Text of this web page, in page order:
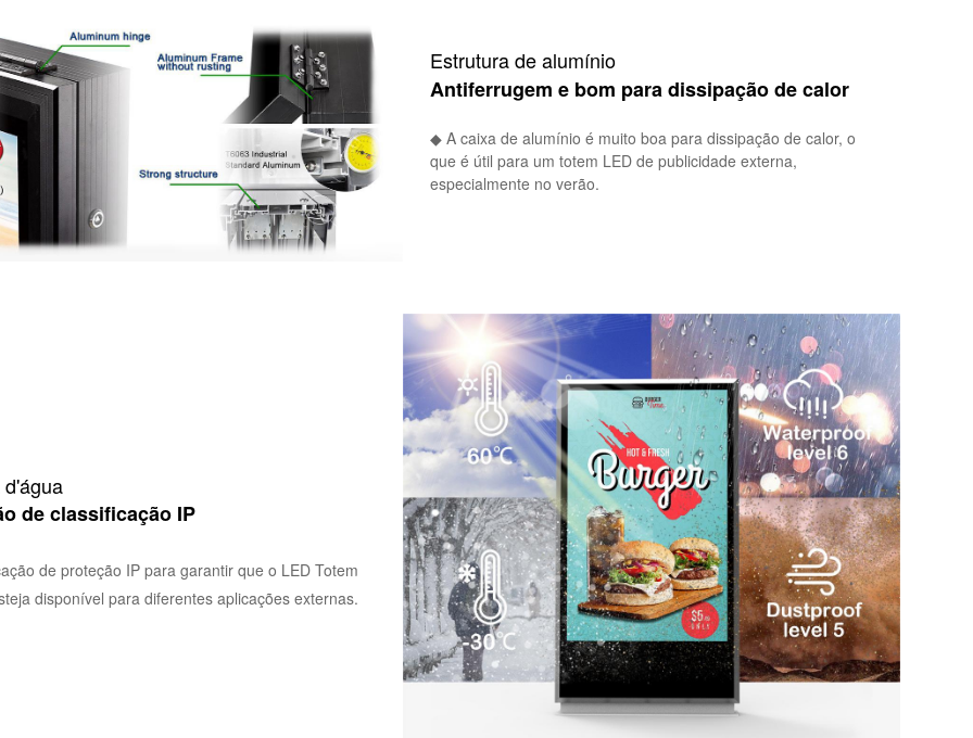
Estrutura de alumínio
Antiferrugem e bom para dissipação de calor
◆ A caixa de alumínio é muito boa para dissipação de calor, o
que é útil para um totem LED de publicidade externa,
especialmente no verão.
de classificação IP
de proteção IP para garantir que o LED Totem
disponível para diferentes aplicações externas.